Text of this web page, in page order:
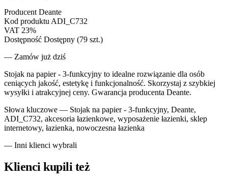
Producent Deante
Kod produktu ADI_C732
VAT 23%
Dostępność Dostępny (79 szt.)
— Zamów już dziś
Stojak na papier - 3-funkcyjny to idealne rozwiązanie dla osób
ceniących jakość, estetykę i funkcjonalność. Skorzystaj z szybkiej
wysyłki i atrakcyjnej ceny. Gwarancja producenta Deante.
Słowa kluczowe — Stojak na papier - 3-funkcyjny, Deante,
ADI_C732, akcesoria łazienkowe, wyposażenie łazienki, sklep
internetowy, łazienka, nowoczesna łazienka
— Inni klienci wybrali
Klienci kupili też